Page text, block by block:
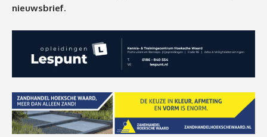
nieuwsbrief.